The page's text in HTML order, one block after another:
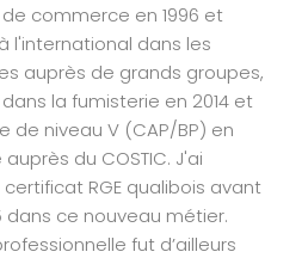
commerce en 1996 et
l'international dans les
auprès de grands groupes,
la fumisterie en 2014 et
de niveau V (CAP/BP) en
du COSTIC. J'ai
RGE qualibois avant
dans ce nouveau métier.
fut d’ailleurs